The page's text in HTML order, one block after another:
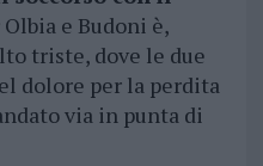
e Budoni è,
triste, dove le due
dolore per la perdita
via in punta di